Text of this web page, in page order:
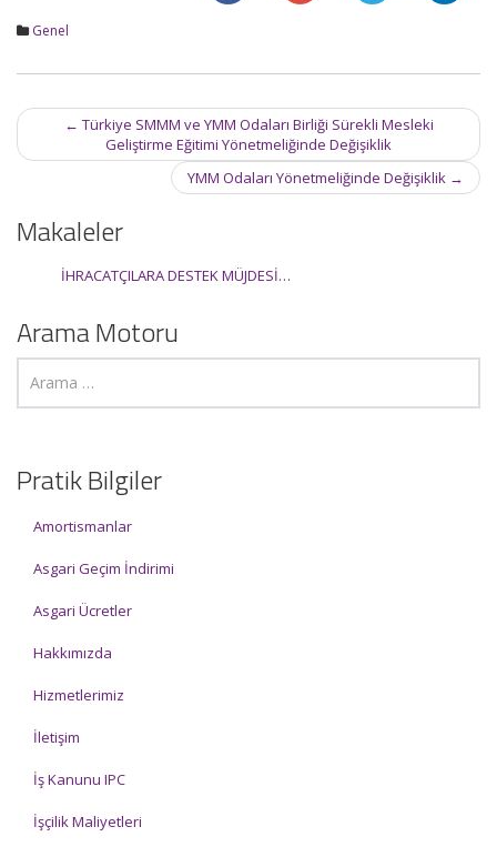
Genel
Post
navigation
← Türkiye SMMM ve YMM Odaları Birliği Sürekli Mesleki
Geliştirme Eğitimi Yönetmeliğinde Değişiklik
YMM Odaları Yönetmeliğinde Değişiklik →
Makaleler
İHRACATÇILARA DESTEK MÜJDESİ…
Arama Motoru
Pratik Bilgiler
Amortismanlar
Asgari Geçim İndirimi
Asgari Ücretler
Hakkımızda
Hizmetlerimiz
İletişim
İş Kanunu IPC
İşçilik Maliyetleri